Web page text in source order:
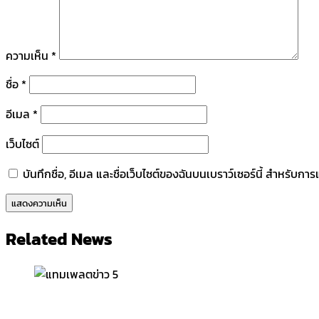
ความเห็น *
ชื่อ *
อีเมล *
เว็บไซต์
บันทึกชื่อ, อีเมล และชื่อเว็บไซต์ของฉันบนเบราว์เซอร์นี้ สำหรับกา
Related News